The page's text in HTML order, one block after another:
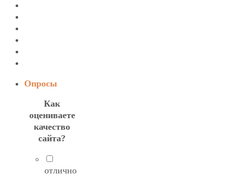
Опросы
Как
оцениваете
качество
сайта?
отлично